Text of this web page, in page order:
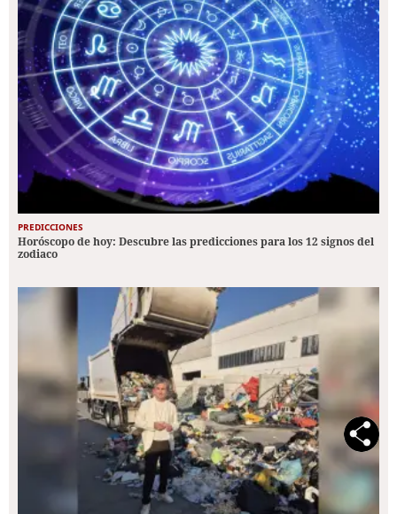
PREDICCIONES
Horóscopo de hoy: Descubre las predicciones para los 12 signos del
zodiaco